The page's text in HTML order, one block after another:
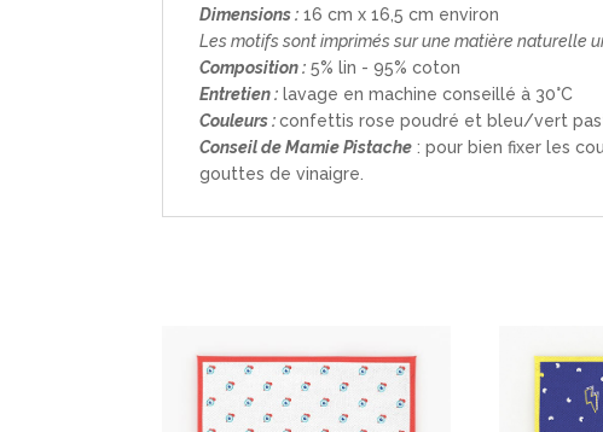
Dimensions : 16 cm x 16,5 cm environ
Les motifs sont imprimés sur une matière naturelle
Composition : 5% lin - 95% coton
Entretien : lavage en machine conseillé à 30°C
Couleurs :confettis rose poudré et bleu/vert
Conseil de Mamie Pistache : pour bien fixer les
gouttes de vinaigre.